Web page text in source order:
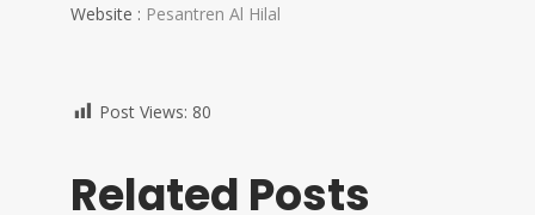
Website : Pesantren Al Hilal
Post Views: 80
Related Posts